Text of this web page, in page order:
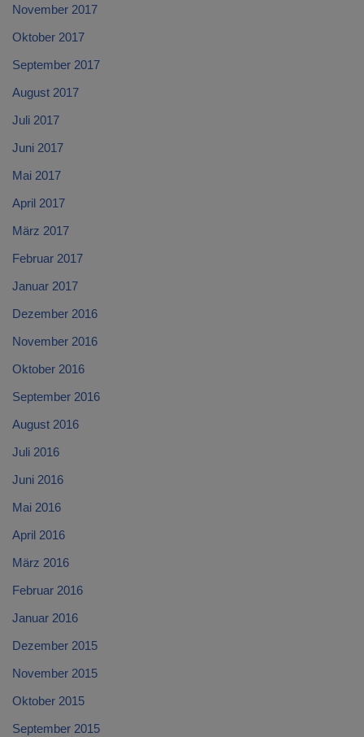
November 2017
Oktober 2017
September 2017
August 2017
Juli 2017
Juni 2017
Mai 2017
April 2017
März 2017
Februar 2017
Januar 2017
Dezember 2016
November 2016
Oktober 2016
September 2016
August 2016
Juli 2016
Juni 2016
Mai 2016
April 2016
März 2016
Februar 2016
Januar 2016
Dezember 2015
November 2015
Oktober 2015
September 2015